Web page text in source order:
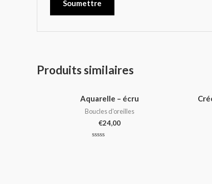
Produits similaires
Aquarelle – écru
Boucles d'oreilles
€24,00